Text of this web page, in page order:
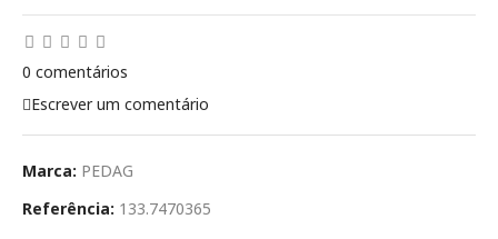
0 comentários
Escrever um comentário
Marca: PEDAG
Referência: 133.7470365